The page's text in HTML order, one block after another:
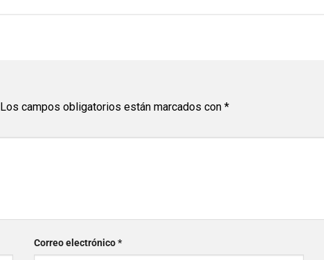
Los campos obligatorios están marcados con *
Correo electrónico*